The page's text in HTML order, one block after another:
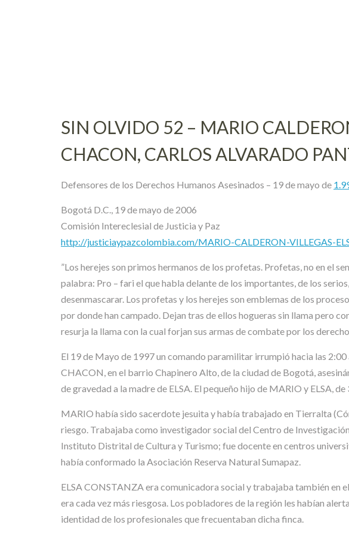
SIN OLVIDO 52 – MARIO
CHACON, CARLOS ALVARADO
Defensores de los Derechos Humanos Asesinados – 19 de mayo de
Bogotá D.C., 19 de mayo de 2006
Comisión Intereclesial de Justicia y Paz
http://justiciaypazcolombia.com/MARIO-CALDERON-VILLEGAS-
”Los herejes son primos hermanos de los profetas. Profetas, no en el
palabra: Pro – fari el que habla delante de los importantes, de los
desenmascarar. Los profetas y los herejes son emblemas de los
por donde han campado. Dejan tras de ellos hogueras sin llama pero
resurja la llama con la cual forjan sus armas de combate por los
El 19 de Mayo de 1997 un comando paramilitar irrumpió hacia las
CHACON, en el barrio Chapinero Alto, de la ciudad de Bogotá,
de gravedad a la madre de ELSA. El pequeño hijo de MARIO y ELSA,
MARIO había sido sacerdote jesuita y había trabajado en Tierralta
riesgo. Trabajaba como investigador social del Centro de
Instituto Distrital de Cultura y Turismo; fue docente en centros
había conformado la Asociación Reserva Natural Sumapaz.
ELSA CONSTANZA era comunicadora social y trabajaba también en
era cada vez más riesgosa. Los pobladores de la región les habían
identidad de los profesionales que frecuentaban dicha finca.